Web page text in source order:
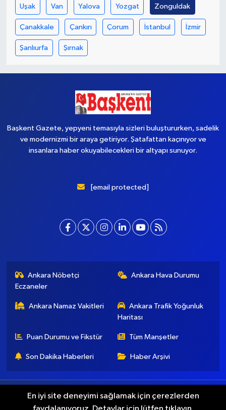
Uşak Van Yalova Yozgat Zonguldak
Çanakkale Çankırı Çorum İstanbul İzmir
Şanlıurfa Şırnak
Başkent Gazete, yepyeni temasıyla sizleri buluştururken, sadelik
ve modernizmi bir araya getiriyor. Şatafattan kaçınıyor ve
insanlara haber okuyabilecekleri bir altyapı sunuyor.
[email protected]
Ankara Nöbetçi
Eczaneler
Ankara Hava Durumu
Ankara Namaz Vakitleri
Ankara Trafik Yoğunluk
Haritası
Puan Durumu ve Fikstür Tüm Manşetler
Son Dakika Haberleri Haber Arşivi
Künye İletişim Gizlilik Koşulları
En iyi site deneyimi sağlamak için çerezlerden